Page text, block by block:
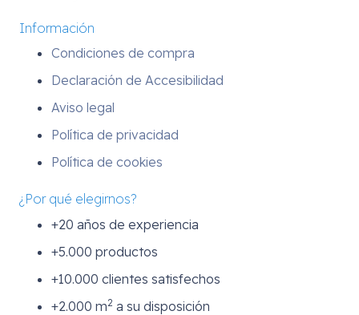
Información
Condiciones de compra
Declaración de Accesibilidad
Aviso legal
Política de privacidad
Política de cookies
¿Por qué elegirnos?
+20 años de experiencia
+5.000 productos
+10.000 clientes satisfechos
+2.000 m2 a su disposición